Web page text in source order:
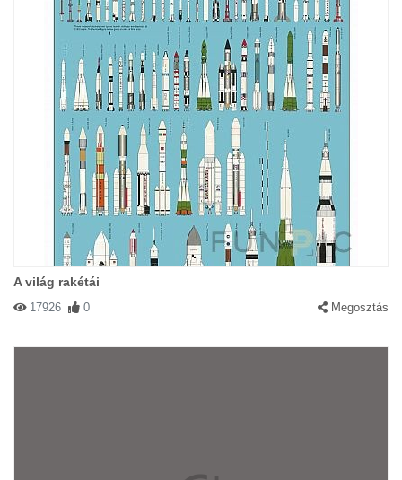
A világ rakétái
17926 0 Megosztás